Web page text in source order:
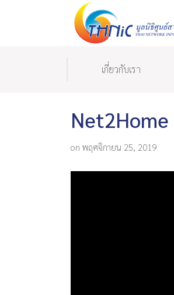
เกี่ยวกับเรา
on พฤศจิกายน 25, 2019